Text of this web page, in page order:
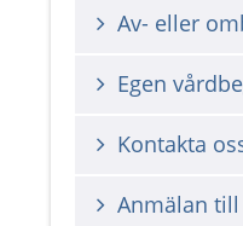
Av- eller
Egen
Kontakta